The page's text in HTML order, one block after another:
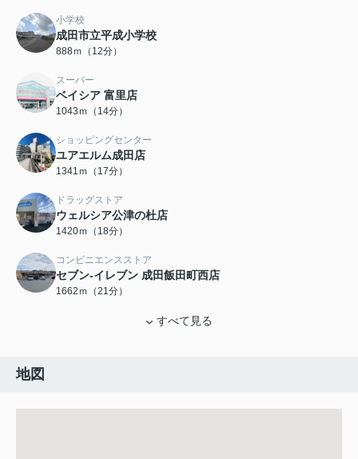
小学校
成田市立平成小学校
888ｍ（12分）
スーパー
ベイシア 富里店
1043ｍ（14分）
ショッピングセンター
ユアエルム成田店
1341ｍ（17分）
ドラッグストア
ウェルシア公津の杜店
1420ｍ（18分）
コンビニエンスストア
セブン-イレブン 成田飯田町西店
1662ｍ（21分）
すべて見る
地図